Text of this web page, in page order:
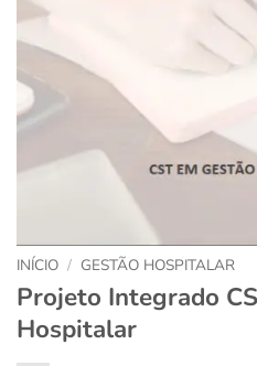
INÍCIO / GESTÃO HOSPITALAR
Projeto Integrado
Hospitalar